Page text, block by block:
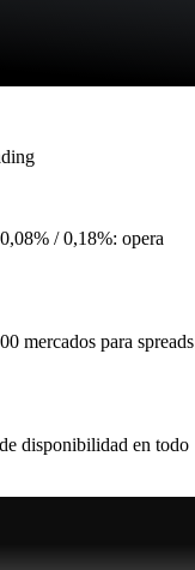
/ 0,18%: opera
mercados para spreads
disponibilidad en todo